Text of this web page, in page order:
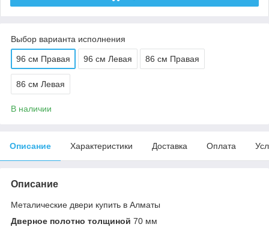
Выбор варианта исполнения
96 см Правая 96 см Левая 86 см Правая
86 см Левая
В наличии
Описание Характеристики Доставка Оплата
Описание
Металические двери купить в Алматы
Дверное полотно толщиной 70 мм